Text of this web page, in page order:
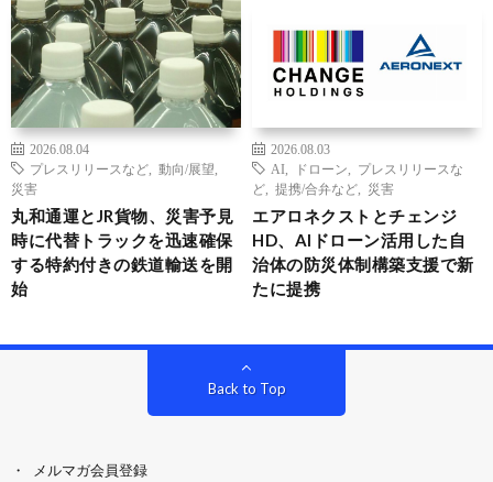
2026.08.04
プレスリリースなど
動向/展望
災害
丸和通運とJR貨物、災害予見
時に代替トラックを迅速確保
する特約付きの鉄道輸送を開
始
2026.08.03
AI
ドローン
プレスリリースな
ど
提携/合弁など 災害
エアロネクストとチェンジ
HD、AIドローン活用した自
治体の防災体制構築支援で新
たに提携
Back to Top
メルマガ会員登録